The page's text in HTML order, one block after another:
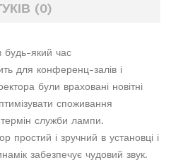
(0)
будь-який час
для конференц-залів і
були враховані новітні
споживання
термін служби лампи.
простий і зручний в установці і
забезпечує чудовий звук.